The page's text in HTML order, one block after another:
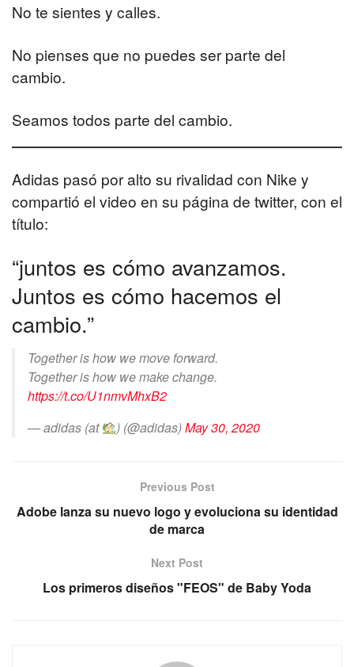
No te sientes y calles.
No pienses que no puedes ser parte del
cambio.
Seamos todos parte del cambio.
Adidas pasó por alto su rivalidad con Nike y
compartió el video en su página de twitter, con el
título:
“juntos es cómo avanzamos.
Juntos es cómo hacemos el
cambio.”
Together is how we move forward. ⁣
Together is how we make change.
https://t.co/U1nmvMhxB2
— adidas (at
) (@adidas)May 30, 2020
Previous Post
Adobe lanza su nuevo logo y evoluciona su identidad
de marca
Next Post
Los primeros diseños "FEOS" de Baby Yoda